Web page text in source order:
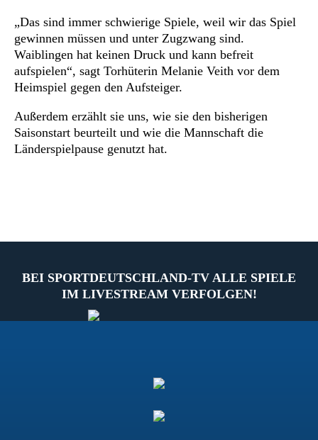
„Das sind immer schwierige Spiele, weil wir das Spiel
gewinnen müssen und unter Zugzwang sind.
Waiblingen hat keinen Druck und kann befreit
aufspielen“, sagt Torhüterin Melanie Veith vor dem
Heimspiel gegen den Aufsteiger.
Außerdem erzählt sie uns, wie sie den bisherigen
Saisonstart beurteilt und wie die Mannschaft die
Länderspielpause genutzt hat.
BEI SPORTDEUTSCHLAND-TV ALLE SPIELE
IM LIVESTREAM VERFOLGEN!